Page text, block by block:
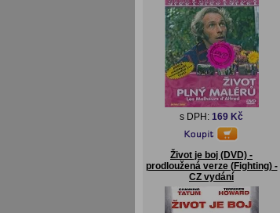
s DPH: 169 Kč
Život je boj (DVD) -
prodloužená verze (Fighting) -
CZ vydání